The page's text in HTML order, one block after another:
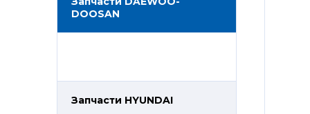
DOOSAN
Запчасти HYUNDAI